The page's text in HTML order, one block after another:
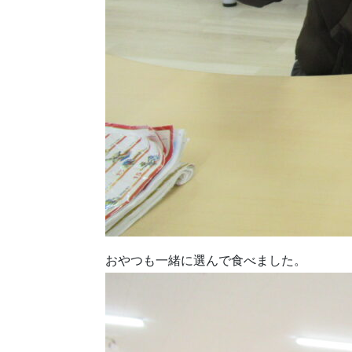
おやつも一緒に選んで食べました。